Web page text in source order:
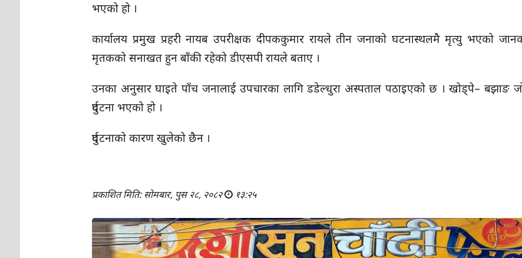
भएको हो ।
कार्यालय प्रमुख प्रहरी नायब उपरीक्षक दीपककुमार रायले तीन जनाको घटनास्थलमै मृत्यु भएको
मृतकको सनाखत हुन बाँकी रहेको डीएसपी रायले बताए ।
उनका अनुसार घाइते पाँच जनालाई उपचारका लागि डडेल्धुरा अस्पताल पठाइएको छ । खोड्पे– बझाङ
दुर्घटना भएको हो ।
दुर्घटनाको कारण खुलेको छैन ।
प्रकाशित मिति: सोमबार, पुस २८, २०८२ १३:२५